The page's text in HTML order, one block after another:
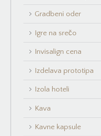
Gradbeni oder
Igre na srečo
Invisalign cena
Izdelava prototipa
Izola hoteli
Kava
Kavne kapsule